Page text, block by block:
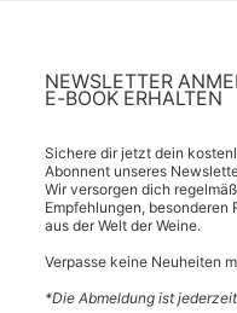
NEWSLETTER
E-BOOK ERHALTEN
Sichere dir jetzt dein
Abonnent unseres
Wir versorgen dich
Empfehlungen,
aus der Welt der Weine.
Verpasse keine Neuheiten
*Die Abmeldung ist